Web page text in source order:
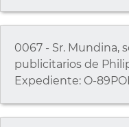
0067 - Sr. Mundina,
publicitarios de
Expediente: O-